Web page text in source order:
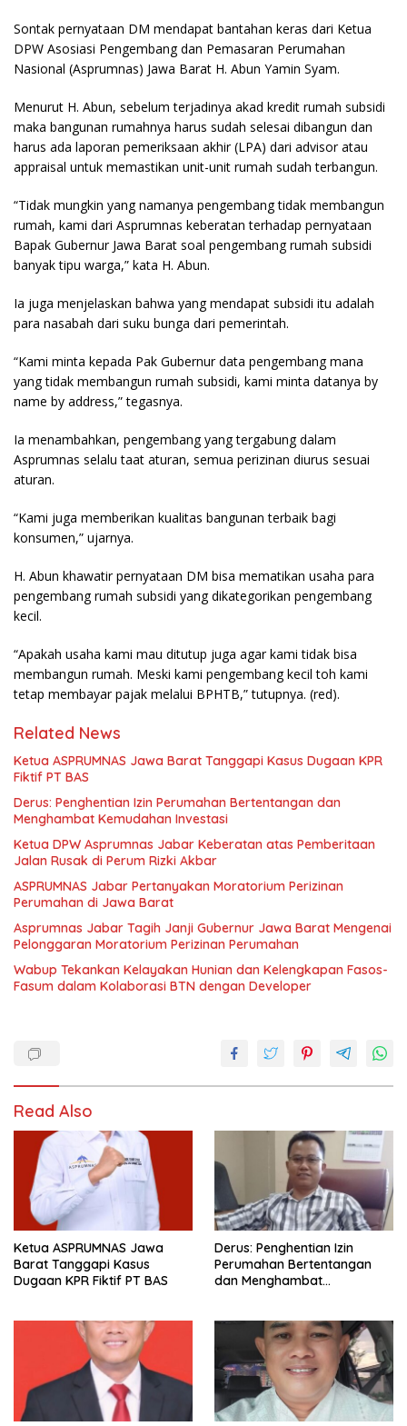
Sontak pernyataan DM mendapat bantahan keras dari Ketua
DPW Asosiasi Pengembang dan Pemasaran Perumahan
Nasional (Asprumnas) Jawa Barat H. Abun Yamin Syam.
Menurut H. Abun, sebelum terjadinya akad kredit rumah subsidi
maka bangunan rumahnya harus sudah selesai dibangun dan
harus ada laporan pemeriksaan akhir (LPA) dari advisor atau
appraisal untuk memastikan unit-unit rumah sudah terbangun.
“Tidak mungkin yang namanya pengembang tidak membangun
rumah, kami dari Asprumnas keberatan terhadap pernyataan
Bapak Gubernur Jawa Barat soal pengembang rumah subsidi
banyak tipu warga,” kata H. Abun.
Ia juga menjelaskan bahwa yang mendapat subsidi itu adalah
para nasabah dari suku bunga dari pemerintah.
“Kami minta kepada Pak Gubernur data pengembang mana
yang tidak membangun rumah subsidi, kami minta datanya by
name by address,” tegasnya.
Ia menambahkan, pengembang yang tergabung dalam
Asprumnas selalu taat aturan, semua perizinan diurus sesuai
aturan.
“Kami juga memberikan kualitas bangunan terbaik bagi
konsumen,” ujarnya.
H. Abun khawatir pernyataan DM bisa mematikan usaha para
pengembang rumah subsidi yang dikategorikan pengembang
kecil.
“Apakah usaha kami mau ditutup juga agar kami tidak bisa
membangun rumah. Meski kami pengembang kecil toh kami
tetap membayar pajak melalui BPHTB,” tutupnya. (red).
Related News
Ketua ASPRUMNAS Jawa Barat Tanggapi Kasus Dugaan KPR
Fiktif PT BAS
Derus: Penghentian Izin Perumahan Bertentangan dan
Menghambat Kemudahan Investasi
Ketua DPW Asprumnas Jabar Keberatan atas Pemberitaan
Jalan Rusak di Perum Rizki Akbar
ASPRUMNAS Jabar Pertanyakan Moratorium Perizinan
Perumahan di Jawa Barat
Asprumnas Jabar Tagih Janji Gubernur Jawa Barat Mengenai
Pelonggaran Moratorium Perizinan Perumahan
Wabup Tekankan Kelayakan Hunian dan Kelengkapan Fasos-
Fasum dalam Kolaborasi BTN dengan Developer
Read Also
Ketua ASPRUMNAS Jawa
Barat Tanggapi Kasus
Dugaan KPR Fiktif PT BAS
Derus: Penghentian Izin
Perumahan Bertentangan
dan Menghambat